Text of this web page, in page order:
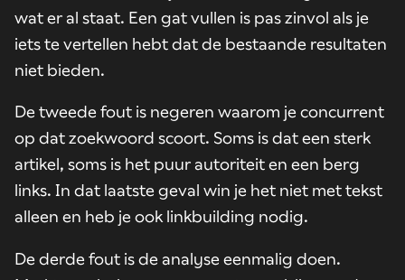
wat er al staat. Een gat vullen is pas zinvol als je
iets te vertellen hebt dat de bestaande resultaten
niet bieden.
De tweede fout is negeren waarom je concurrent
op dat zoekwoord scoort. Soms is dat een sterk
artikel, soms is het puur autoriteit en een berg
links. In dat laatste geval win je het niet met tekst
alleen en heb je ooklinkbuilding nodig.
De derde fout is de analyse eenmalig doen.